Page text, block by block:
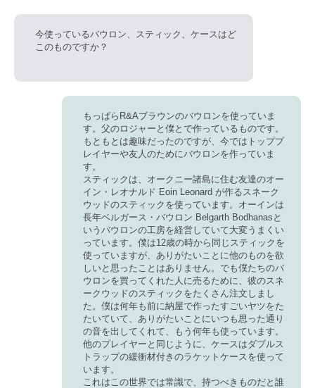
今使っているバウロン、スティック、ケースはど
このものですか？
もっぱらR&Aブラウンのバウロンを使っていま
す。父のロジャーと僕とで作っているものです。
もともとは趣味だったのですが、今ではトッププ
レイヤーや友人のためにバウロンを作っていま
す。
スティックは、オークニー諸島に住む友達のオー
イン・レオナルド Eoin Leonard が作るスネーク
ウッドのスティックを使っています。オーインは
長年ベルガース・バウロン Belgarth Bodhanas と
いうバウロンの工房を経営していて大変うまくい
っています。僕は12歳の時から同じスティックを
使っていますが、ありがたいことに他のものを欲
しいと思ったことはありません。でも僕たちのバ
ウロンを買ってくれた人に売るために、彼のスネ
ークウッドのスティックをたくさん注文しまし
た。僕は何年も前に納屋で作ったすごいヤツをた
たいていて、ありがたいことにいつも思った通り
の音を出してくれて、もう何年も使っています。
他のプレイヤーと同じように、ケースはダブルス
トラップの緩衝材付きのラケットケースを使って
います。
これはこの世界では常識で、持つべきものだと誰